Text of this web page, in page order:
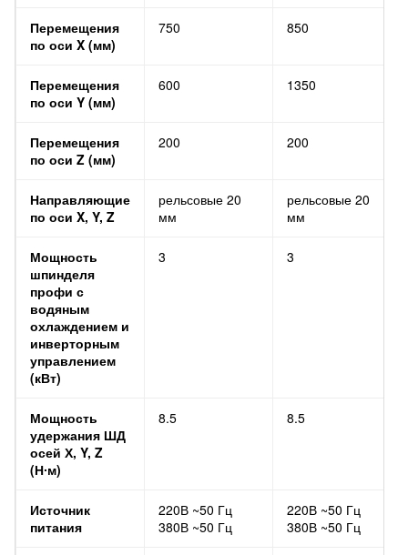
Перемещения
по оси X (мм)
750 850
Перемещения
по оси Y (мм)
600 1350
Перемещения
по оси Z (мм)
200 200
Направляющие
по оси X, Y, Z
рельсовые 20
мм
рельсовые 20
мм
Мощность
шпинделя
профи с
водяным
охлаждением и
инверторным
управлением
(кВт)
3 3
Мощность
удержания ШД
осей Х, Y, Z
(Н∙м)
8.5 8.5
Источник
питания
220В ~50 Гц
380В ~50 Гц
220В ~50 Гц
380В ~50 Гц